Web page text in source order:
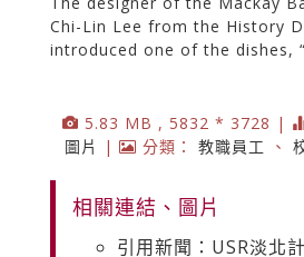
Chi-Lin Lee from the History
introduced one of the dishes,
5.83 MB , 5832 * 3728 |
圖片
| 分類： 教職員工 、
相關連結、圖片
引用新聞：USR淡北